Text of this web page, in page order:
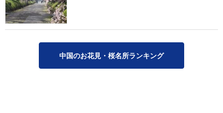
中国のお花見・桜名所ランキング